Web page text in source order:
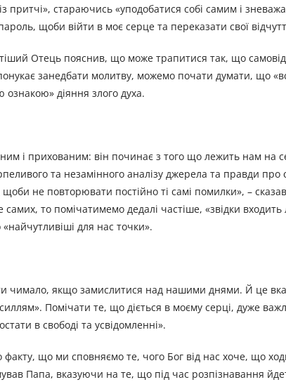
стараючись «уподобатися собі самим і
щоби війти в моє серце та переказати свої
Отець пояснив, що може трапитися так, що
занедбати молитву, можемо почати думати, що
діяння злого духа.
і прихованим: він починає з того що лежить нам на
та незамінного аналізу джерела та правди про
не повторювати постійно ті самі помилки», –
то помічатимемо дедалі частіше, «звідки входить
для нас точки».
чимало, якщо замислитися над нашими днями. Й це
Помічати те, що діється в моєму серці, дуже
в свободі та усвідомленні».
факту, що ми сповняємо те, чого Бог від нас хоче, що
Папа, вказуючи на те, що під час розпізнавання